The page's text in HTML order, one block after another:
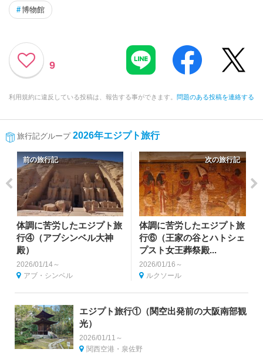
#博物館
9
利用規約に違反している投稿は、報告する事ができます。 問題のある投稿を連絡する
旅行記グループ 2026年エジプト旅行
前の旅行記
体調に苦労したエジプト旅
行④（アブシンベル大神
殿）
2026/01/14～
アブ・シンベル
次の旅行記
体調に苦労したエジプト旅
行⑥（王家の谷とハトシェ
プスト女王葬祭殿...
2026/01/16～
ルクソール
エジプト旅行①（関空出発前の大阪南部観
光）
2026/01/11～
関西空港・泉佐野